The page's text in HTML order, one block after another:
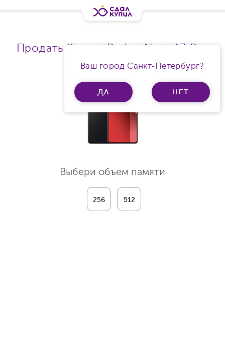
Ваш город Санкт-Петербург?
ДА НЕТ
Продать Xiaomi Redmi Note 13 Pro
Ram 12Gb 5G
Выбери объем памяти
256 512